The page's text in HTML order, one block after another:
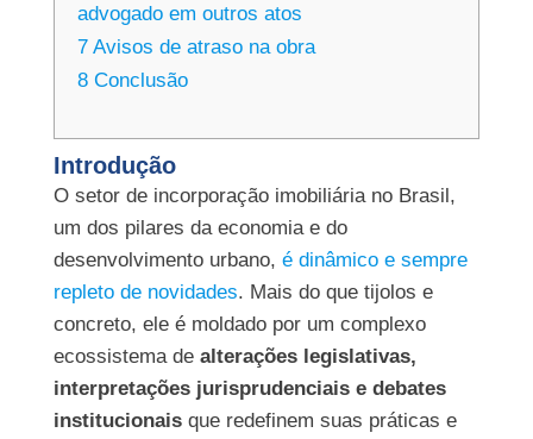
advogado em outros atos
7 Avisos de atraso na obra
8 Conclusão
Introdução
O setor de incorporação imobiliária no Brasil,
um dos pilares da economia e do
desenvolvimento urbano, é dinâmico e sempre
repleto de novidades. Mais do que tijolos e
concreto, ele é moldado por um complexo
ecossistema de alterações legislativas,
interpretações jurisprudenciais e debates
institucionaisque redefinem suas práticas e